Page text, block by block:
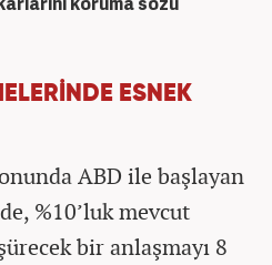
ESNEK
ABD ile başlayan
%10’luk mevcut
bir anlaşmayı 8